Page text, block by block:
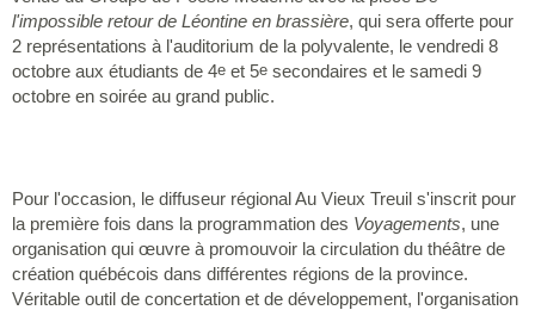
l'impossible retour de Léontine en brassière, qui sera offerte pour
2 représentations à l'auditorium de la polyvalente, le vendredi 8
octobre aux étudiants de 4e et 5e secondaires et le samedi 9
octobre en soirée au grand public.
Pour l'occasion, le diffuseur régional Au Vieux Treuil s'inscrit pour
la première fois dans la programmation des Voyagements, une
organisation qui œuvre à promouvoir la circulation du théâtre de
création québécois dans différentes régions de la province.
Véritable outil de concertation et de développement, l'organisation